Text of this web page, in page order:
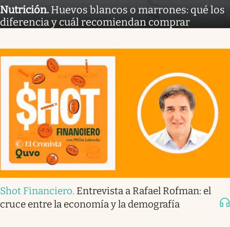
Nutrición. Huevos blancos o marrones: qué los
diferencia y cuál recomiendan comprar
Shot Financiero. Entrevista a Rafael Rofman: el
cruce entre la economía y la demografía